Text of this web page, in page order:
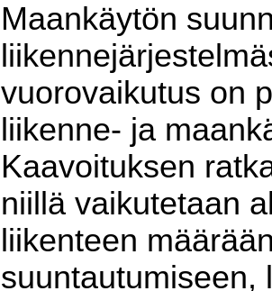
Maankäytön
vuorovaikutus on
liikenne- ja
Kaavoituksen
niillä vaikutetaan
liikenteen
suuntautumiseen,